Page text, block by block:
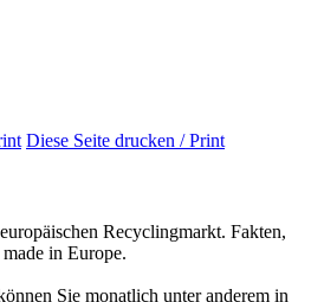
Diese Seite drucken / Print
Recyclingmarkt. Fakten,
in Europe.
Sie monatlich unter anderem in